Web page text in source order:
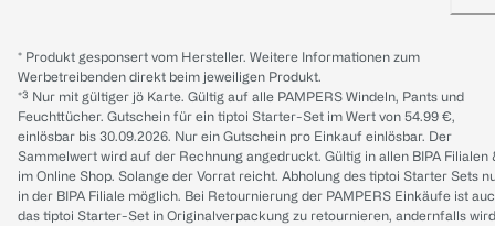
* Produkt gesponsert vom Hersteller. Weitere Informationen zum
Werbetreibenden direkt beim jeweiligen Produkt.
*³ Nur mit gültiger jö Karte. Gültig auf alle PAMPERS Windeln, Pants und
Feuchttücher. Gutschein für ein tiptoi Starter-Set im Wert von 54.99 €,
einlösbar bis 30.09.2026. Nur ein Gutschein pro Einkauf einlösbar. Der
Sammelwert wird auf der Rechnung angedruckt. Gültig in allen BIPA Filialen
im Online Shop. Solange der Vorrat reicht. Abholung des tiptoi Starter Sets
in der BIPA Filiale möglich. Bei Retournierung der PAMPERS Einkäufe ist
das tiptoi Starter-Set in Originalverpackung zu retournieren, andernfalls wird